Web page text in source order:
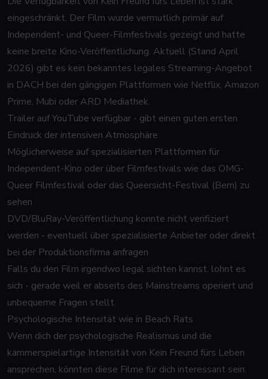
eingeschränkt. Der Film wurde vermutlich primär auf
Independent- und Queer-Filmfestivals gezeigt und hatte
keine breite Kino-Veröffentlichung. Aktuell (Stand April
2026) gibt es kein bekanntes legales Streaming-Angebot
in DACH bei den gängigen Plattformen wie Netflix, Amazon
Prime, Mubi oder ARD Mediathek.
Trailer auf YouTube verfügbar - gibt einen guten ersten
Eindruck der intensiven Atmosphäre
Möglicherweise auf spezialisierten Plattformen für
Independent-Kino oder über Filmfestivals wie das OMG-
Queer Filmfestival oder das Queersicht-Festival (Bern) zu
sehen
DVD/BluRay-Veröffentlichung konnte nicht verifiziert
werden - eventuell über spezialisierte Anbieter oder direkt
bei der Produktionsfirma anfragen
Falls du den Film irgendwo legal sichten kannst, lohnt es
sich - gerade weil er abseits des Mainstreams operiert und
unbequeme Fragen stellt.
Psychologische Intensität wie in Beach Rats
Wenn dich der psychologische Realismus und die
kammerspielartige Intensität von Kein Freund fürs Leben
ansprechen, könnten diese Filme für dich interessant sein: